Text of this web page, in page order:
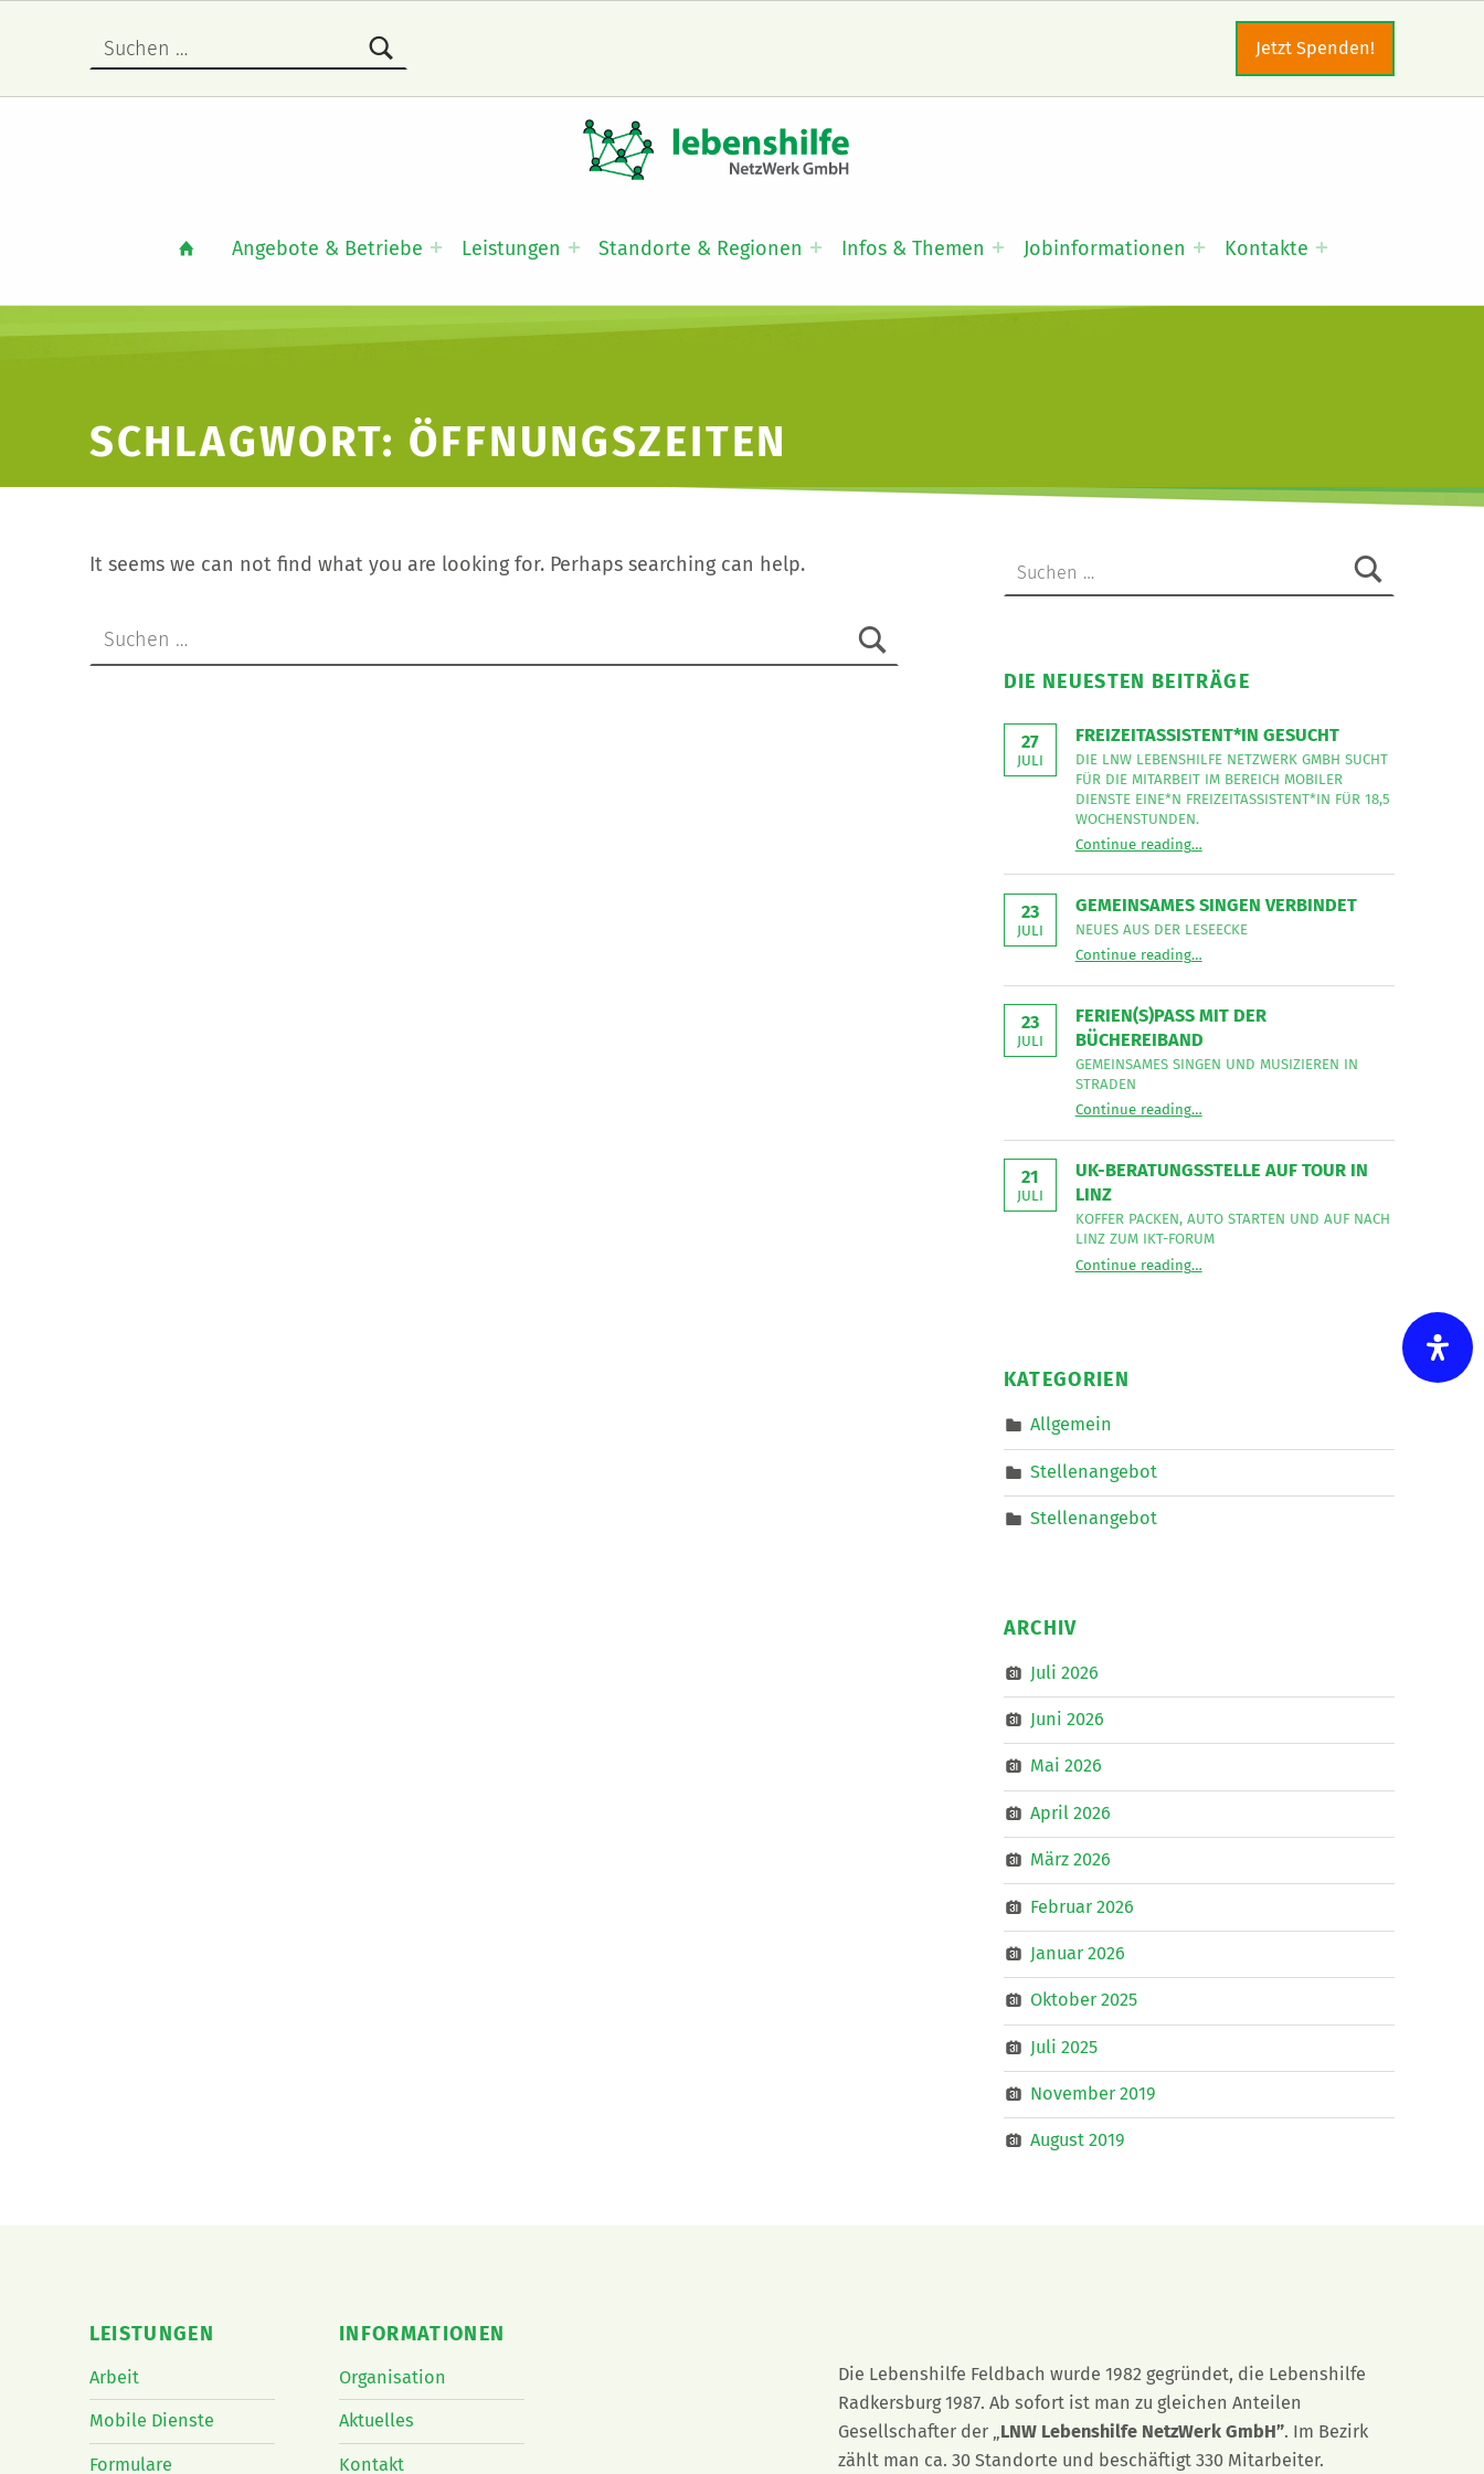
Angebote & Betriebe Leistungen Standorte & Regionen Infos & Themen Jobinformationen Kontakte
Jetzt Spenden!
SCHLAGWORT: ÖFFNUNGSZEITEN
It seems we can not find what you are looking for. Perhaps searching can help.
DIE NEUESTEN BEITRÄGE
27
JULI
FREIZEITASSISTENT*IN GESUCHT
DIE LNW LEBENSHILFE NETZWERK GMBH SUCHT
FÜR DIE MITARBEIT IM BEREICH MOBILER
DIENSTE EINE*N FREIZEITASSISTENT*IN FÜR 18,5
WOCHENSTUNDEN.
Continue readingDie
Lebenshilfe
GmbH
für
die
Mitarbeit
im
Mobiler
eine*n
Freizeitassistent*in
Wochenstunden.
”
…
23
JULI
GEMEINSAMES SINGEN VERBINDET
NEUES AUS DER LESEECKE
Continue readingNeues
der
”
…
23
JULI
FERIEN(S)PASS MIT DER
BÜCHEREIBAND
GEMEINSAMES SINGEN UND MUSIZIEREN IN
STRADEN
Continue readingGemeinsames
und
in
…
21
JULI
UK-BERATUNGSSTELLE AUF TOUR IN
LINZ
KOFFER PACKEN, AUTO STARTEN UND AUF NACH
LINZ ZUM IKT-FORUM
Continue readingUK-Beratungsstelle auf Tour in Linz
Koffer
…
KATEGORIEN
Allgemein
Stellenangebot
Stellenangebot
ARCHIV
Juli 2026
Juni 2026
Mai 2026
April 2026
März 2026
Februar 2026
Januar 2026
Oktober 2025
Juli 2025
November 2019
August 2019
LEISTUNGEN
Arbeit
Mobile Dienste
Formulare
INFORMATIONEN
Organisation
Aktuelles
Kontakt
Die Lebenshilfe Feldbach wurde 1982 gegründet, die Lebenshilfe
Radkersburg 1987. Ab sofort ist man zu gleichen Anteilen
Gesellschafter der „LNW Lebenshilfe NetzWerk GmbH”. Im Bezirk
zählt man ca. 30 Standorte und beschäftigt 330 Mitarbeiter.